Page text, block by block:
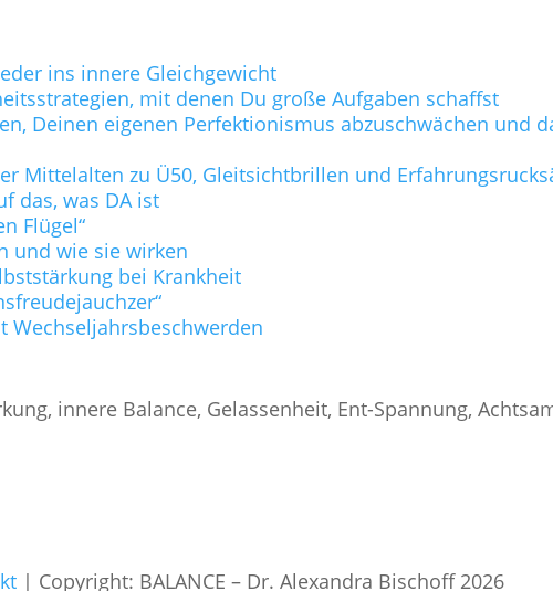
ins innere Gleichgewicht
mit denen Du große Aufgaben schaffst
Deinen eigenen Perfektionismus abzuschwächen und
Mittelalten zu Ü50, Gleitsichtbrillen und
das, was DA ist
Flügel“
und wie sie wirken
bei Krankheit
Wechseljahrsbeschwerden
innere Balance, Gelassenheit, Ent-Spannung,
| Copyright: BALANCE – Dr. Alexandra Bischoff 2026